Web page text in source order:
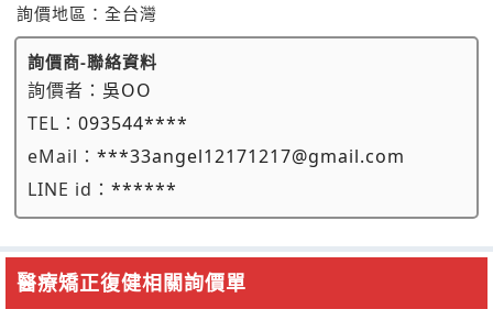
詢價地區： 全台灣
詢價商-聯絡資料
詢價者： 吳OO
TEL： 093544****
eMail： ***33angel12171217@gmail.com
LINE id： ******
醫療矯正復健相關詢價單